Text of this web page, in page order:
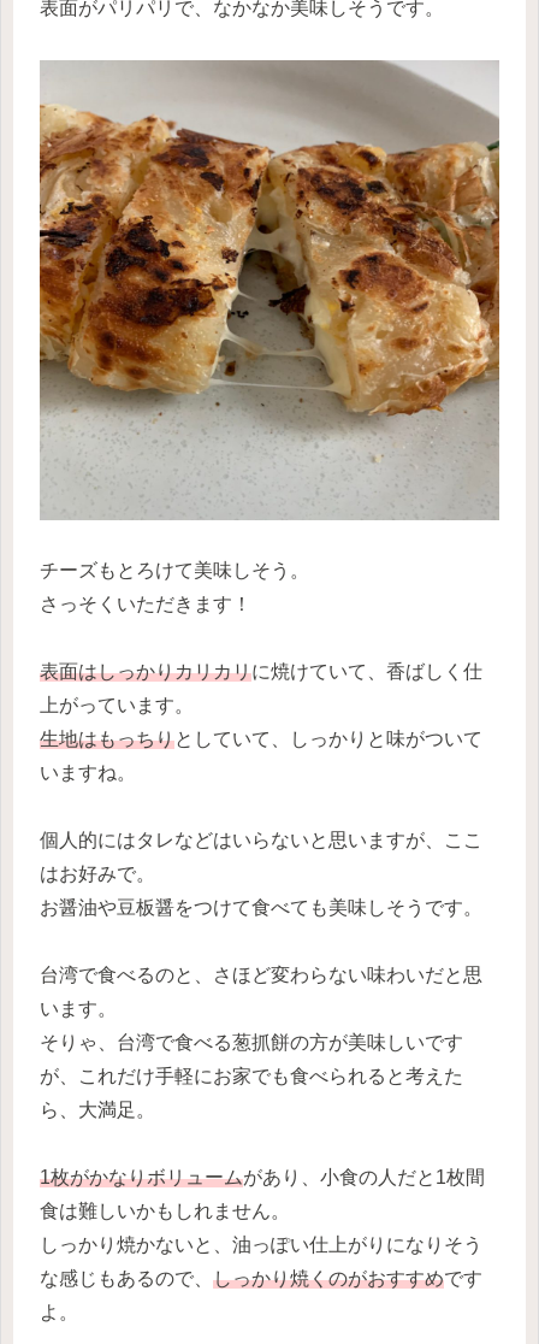
表面がパリパリで、なかなか美味しそうです。
チーズもとろけて美味しそう。
さっそくいただきます！
表面はしっかりカリカリに焼けていて、香ばしく仕
上がっています。
生地はもっちりとしていて、しっかりと味がついて
いますね。
個人的にはタレなどはいらないと思いますが、ここ
はお好みで。
お醤油や豆板醤をつけて食べても美味しそうです。
台湾で食べるのと、さほど変わらない味わいだと思
います。
そりゃ、台湾で食べる葱抓餅の方が美味しいです
が、これだけ手軽にお家でも食べられると考えた
ら、大満足。
1枚がかなりボリュームがあり、小食の人だと1枚間
食は難しいかもしれません。
しっかり焼かないと、油っぽい仕上がりになりそう
な感じもあるので、 しっかり焼くのがおすすめです
よ。